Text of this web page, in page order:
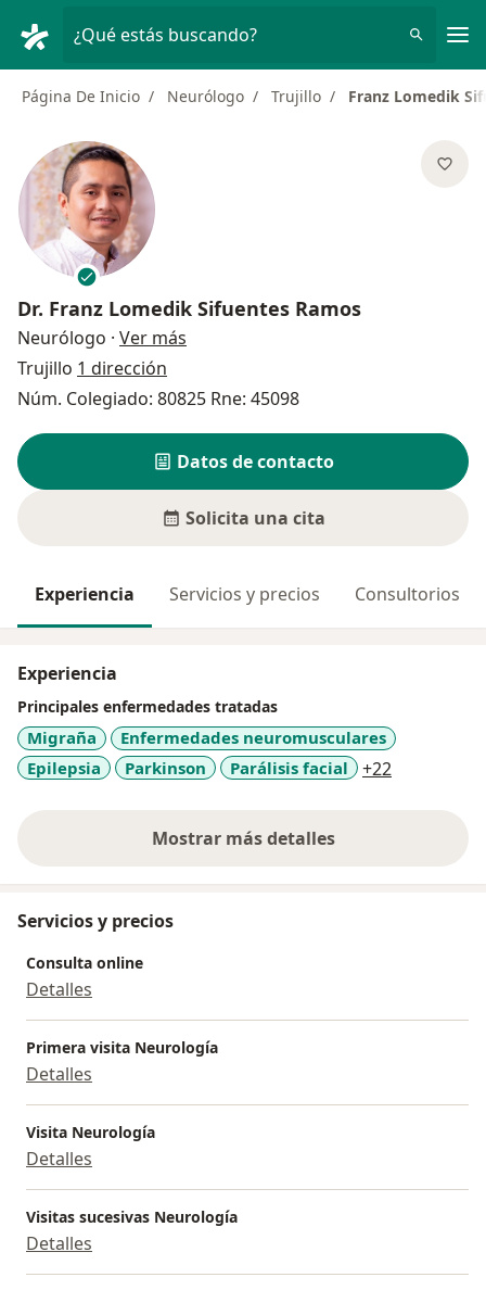
¿Qué estás buscando?
Página De Inicio Neurólogo Trujillo Franz Lomedik
Dr. Franz Lomedik Sifuentes Ramos
Neurólogo · Ver más
Trujillo 1 dirección
Núm. Colegiado: 80825 Rne: 45098
Datos de contacto
Solicita una cita
Experiencia Servicios y precios Consultorios
Experiencia
Principales enfermedades tratadas
Migraña
Enfermedades neuromusculares
Epilepsia
Parkinson Parálisis facial +22
Mostrar más detalles
sobre la experiencia
Servicios y precios
Consulta online
Detalles
Primera visita Neurología
Detalles
Visita Neurología
Detalles
Visitas sucesivas Neurología
Detalles